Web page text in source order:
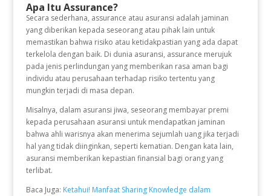
Apa Itu Assurance?
Secara sederhana, assurance atau asuransi adalah jaminan
yang diberikan kepada seseorang atau pihak lain untuk
memastikan bahwa risiko atau ketidakpastian yang ada dapat
terkelola dengan baik. Di dunia asuransi, assurance merujuk
pada jenis perlindungan yang memberikan rasa aman bagi
individu atau perusahaan terhadap risiko tertentu yang
mungkin terjadi di masa depan.
Misalnya, dalam asuransi jiwa, seseorang membayar premi
kepada perusahaan asuransi untuk mendapatkan jaminan
bahwa ahli warisnya akan menerima sejumlah uang jika terjadi
hal yang tidak diinginkan, seperti kematian. Dengan kata lain,
asuransi memberikan kepastian finansial bagi orang yang
terlibat.
Baca Juga: Ketahui! Manfaat Sharing Knowledge dalam